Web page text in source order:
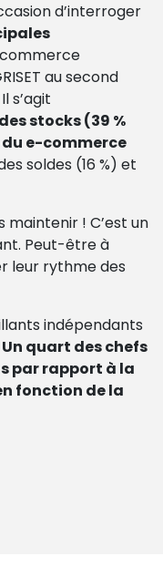
d’interroger
commerce
au second
s’agit
stocks (39 %
e-commerce
soldes (16 %) et
maintenir ! C’est un
Peut-être à
leur rythme des
indépendants
Un quart des chefs
par rapport à la
fonction de la